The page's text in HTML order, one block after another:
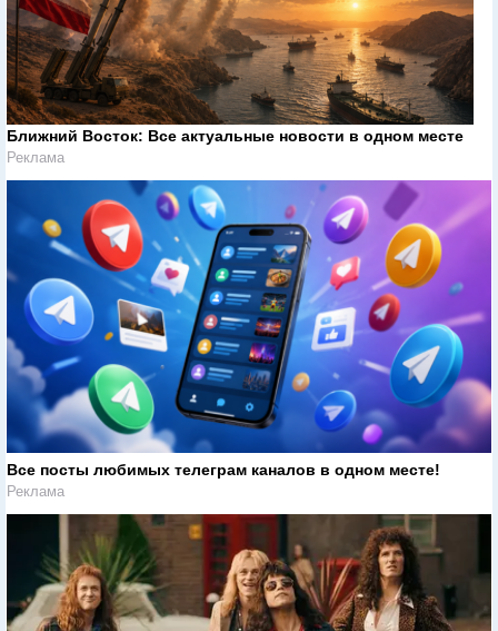
Ближний Восток: Все актуальные новости в одном месте
Реклама
Все посты любимых телеграм каналов в одном месте!
Реклама